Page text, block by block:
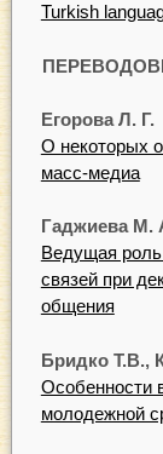
Turkish
Егорова Л. Г.
О некоторых
масс-медиа
Гаджиева М.
Ведущая роль
связей при
общения
Бридко Т.В.,
Особенности
молодежной